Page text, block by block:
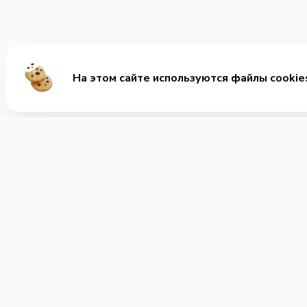
На этом сайте используются файлы